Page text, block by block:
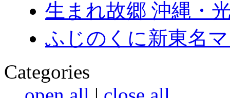
生まれ故郷 沖縄・
ふじのくに新東名
Categories